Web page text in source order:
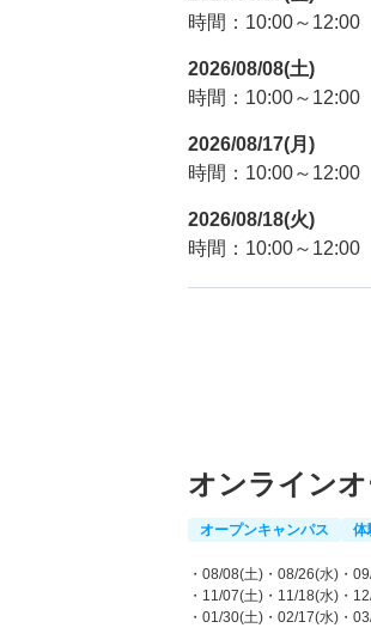
時間：10:00～12:00
2026/08/08(土)
時間：10:00～12:00
2026/08/17(月)
時間：10:00～12:00
2026/08/18(火)
時間：10:00～12:00
オンライン
オープンキャンパス 体
・08/08(土) ・08/26(水) ・
・11/07(土) ・11/18(水) ・
・01/30(土) ・02/17(水) ・